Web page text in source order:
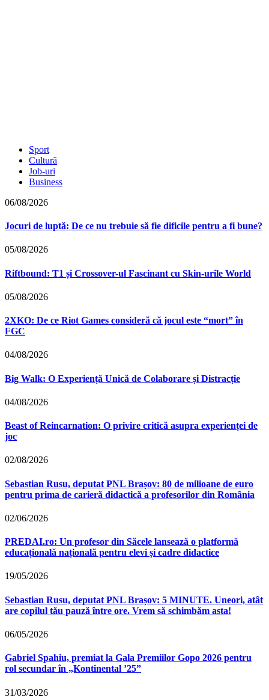
Sport
Cultură
Job-uri
Business
06/08/2026
Jocuri de luptă: De ce nu trebuie să fie dificile pentru a fi bune?
05/08/2026
Riftbound: T1 și Crossover-ul Fascinant cu Skin-urile World
05/08/2026
2XKO: De ce Riot Games consideră că jocul este “mort” în
FGC
04/08/2026
Big Walk: O Experiență Unică de Colaborare și Distracție
04/08/2026
Beast of Reincarnation: O privire critică asupra experienței de
joc
02/08/2026
Sebastian Rusu, deputat PNL Brașov: 80 de milioane de euro
pentru prima de carieră didactică a profesorilor din România
02/06/2026
PREDAI.ro: Un profesor din Săcele lansează o platformă
educațională națională pentru elevi și cadre didactice
19/05/2026
Sebastian Rusu, deputat PNL Brașov: 5 MINUTE. Uneori, atât
are copilul tău pauză între ore. Vrem să schimbăm asta!
06/05/2026
Gabriel Spahiu, premiat la Gala Premiilor Gopo 2026 pentru
rol secundar în „Kontinental ’25”
31/03/2026